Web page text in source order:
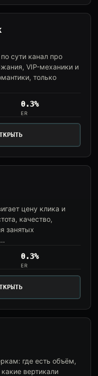
сути канал про
VIP-механики и
только
0.3%
ER
цену клика и
качество,
занятых
0.3%
ER
где есть объём,
вертикали